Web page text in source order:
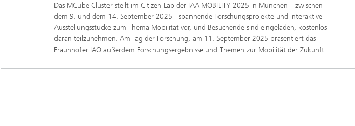
Das MCube Cluster stellt im Citizen Lab der IAA MOBILITY 2025 in München – zwischen
dem 9. und dem 14. September 2025 - spannende Forschungsprojekte und interaktive
Ausstellungsstücke zum Thema Mobilität vor, und Besuchende sind eingeladen, kostenlos
daran teilzunehmen. Am Tag der Forschung, am 11. September 2025 präsentiert das
Fraunhofer IAO außerdem Forschungsergebnisse und Themen zur Mobilität der Zukunft.